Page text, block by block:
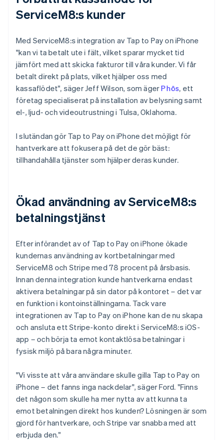
ServiceM8:s kunder
Med ServiceM8:s integration av Tap to Pay on iPhone
"kan vi ta betalt ute i fält, vilket sparar mycket tid
jämfört med att skicka fakturor till våra kunder. Vi får
betalt direkt på plats, vilket hjälper oss med
kassaflödet", säger Jeff Wilson, som äger Phōs, ett
företag specialiserat på installation av belysning samt
el-, ljud- och videoutrustning i Tulsa, Oklahoma.
I slutändan gör Tap to Pay on iPhone det möjligt för
hantverkare att fokusera på det de gör bäst:
tillhandahålla tjänster som hjälper deras kunder.
Ökad användning av ServiceM8:s
betalningstjänst
Efter införandet av of Tap to Pay on iPhone ökade
kundernas användning av kortbetalningar med
ServiceM8 och Stripe med 78 procent på årsbasis.
Innan denna integration kunde hantverkarna endast
aktivera betalningar på sin dator på kontoret – det var
en funktion i kontoinställningarna. Tack vare
integrationen av Tap to Pay on iPhone kan de nu skapa
och ansluta ett Stripe-konto direkt i ServiceM8:s iOS-
app – och börja ta emot kontaktlösa betalningar i
fysisk miljö på bara några minuter.
"Vi visste att våra användare skulle gilla Tap to Pay on
iPhone – det fanns inga nackdelar", säger Ford. "Finns
det någon som skulle ha mer nytta av att kunna ta
emot betalningen direkt hos kunden? Lösningen är som
gjord för hantverkare, och Stripe var snabba med att
erbjuda den."